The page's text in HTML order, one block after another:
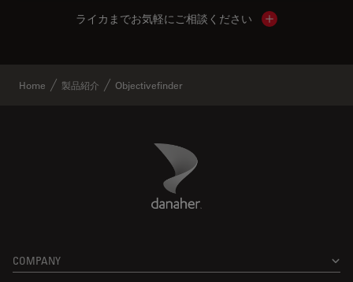
ライカまでお気軽にご相談ください Show local
Home 製品紹介 Objectivefinder
Danaher Logo
COMPANY